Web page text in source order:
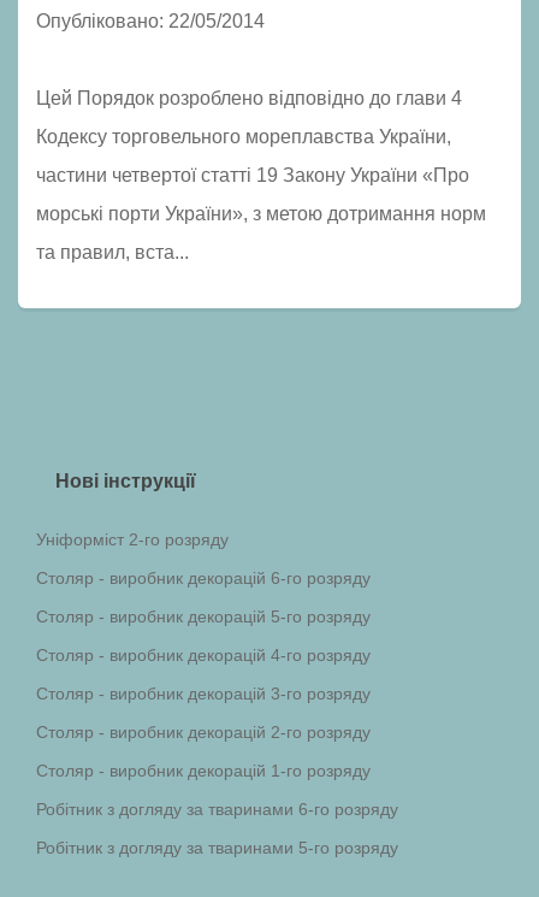
Опубліковано: 22/05/2014
Цей Порядок розроблено відповідно до глави 4
Кодексу торговельного мореплавства України,
частини четвертої статті 19 Закону України «Про
морські порти України», з метою дотримання норм
та правил, вста...
Нові інструкції
Уніформіст 2-го розряду
Столяр - виробник декорацій 6-го розряду
Столяр - виробник декорацій 5-го розряду
Столяр - виробник декорацій 4-го розряду
Столяр - виробник декорацій 3-го розряду
Столяр - виробник декорацій 2-го розряду
Столяр - виробник декорацій 1-го розряду
Робітник з догляду за тваринами 6-го розряду
Робітник з догляду за тваринами 5-го розряду